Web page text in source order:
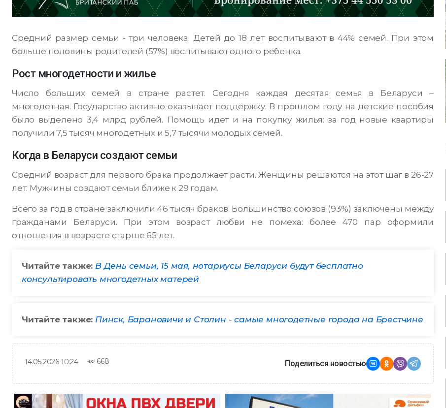
Средний размер семьи - три человека. Детей до 18 лет воспитывают в 44% семей. При этом
больше половины родителей (57%) воспитывают одного ребенка.
Рост многодетности и жилье
Число больших семей в стране растет. Сегодня каждая десятая семья в Беларуси –
многодетная. Государство активно оказывает поддержку. В прошлом году на детские пособия
было выделено 3,4 млрд рублей. Помощь идет и на покупку жилья: за год новые квартиры
получили 7,5 тысяч многодетных и 5,7 тысячи молодых семей.
Когда в Беларуси создают семьи
Средний возраст для первого брака продолжает расти. Женщины решаются на этот шаг в 26-27
лет. Мужчины создают семьи ближе к 29 годам.
Всего за год в стране заключили 46 тысяч браков. Большинство союзов (93%) заключены между
гражданами Беларуси. При этом возраст любви не помеха: более 470 пар оформили
отношения в возрасте старше 65 лет.
Читайте также: В День семьи, 15 мая, нотариусы Беларуси будут бесплатно
консультировать многодетных матерей
Читайте также: Пинск, Барановичи и Столин - самые многодетные города на Брестчине
14.05.2026 10:24 668 Поделиться новостью